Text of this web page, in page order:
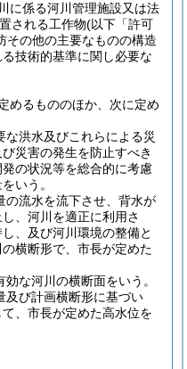
に係る河川管理施設又は法
される工作物(以下「許可
その他の主要なものの構造
技術的基準に関し必要な
めるもののほか、次に定め
洪水及びこれらによる災
災害の発生を防止すべき
の状況等を総合的に考慮
いう。
流水を流下させ、背水が
、河川を適正に利用さ
、及び河川環境の整備と
横断形で、市長が定めた
な河川の横断面をいう。
び計画横断形に基づい
、市長が定めた高水位を